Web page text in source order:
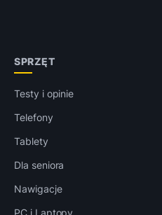
SPRZĘT
Testy i opinie
Telefony
Tablety
Dla seniora
Nawigacje
PC i Laptopy